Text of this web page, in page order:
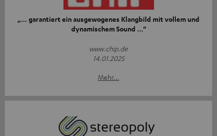
„… garantiert ein ausgewogenes Klangbild mit vollem und
dynamischem Sound …“
www.chip.de
14.01.2025
Mehr...